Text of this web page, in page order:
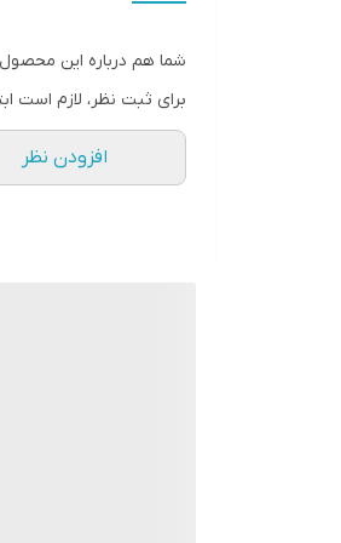
شما هم درباره این
برای ثبت نظر، لازم است
افزودن نظر